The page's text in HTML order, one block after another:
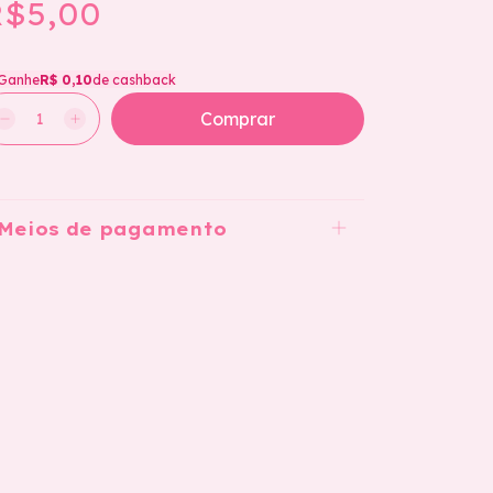
R$ 0,10de cashback
de pagamento